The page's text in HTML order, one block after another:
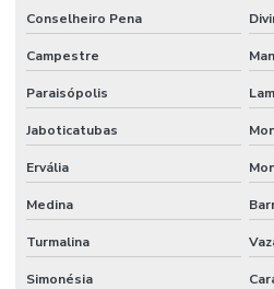
Monitoramento De Condições
Orçamento manutenção industrial
Orçamento de manutenção preventiva
Planejamento De Manutenção
Prevenção De Falhas Em
Conselheiro Pena
Campestre
Paraisópolis
Jaboticatubas
Ervália
Medina
Turmalina
Simonésia